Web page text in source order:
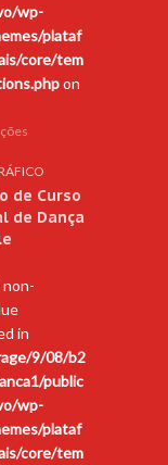
wp-
plataf
core/tem
on
de Curso
de Dança
non-
in
9/08/b2
public
wp-
plataf
core/tem